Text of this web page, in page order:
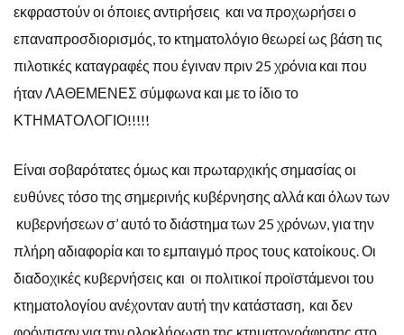
εκφραστούν οι όποιες αντιρήσεις και να προχωρήσει ο
επαναπροσδιορισμός, το κτηματολόγιο θεωρεί ως βάση τις
πιλοτικές καταγραφές που έγιναν πριν 25 χρόνια και που
ήταν ΛΑΘΕΜΕΝΕΣ σύμφωνα και με το ίδιο το
ΚΤΗΜΑΤΟΛΟΓΙΟ!!!!!
Είναι σοβαρότατες όμως και πρωταρχικής σημασίας οι
ευθύνες τόσο της σημερινής κυβέρνησης αλλά και όλων των
κυβερνήσεων σ’ αυτό το διάστημα των 25 χρόνων, για την
πλήρη αδιαφορία και το εμπαιγμό προς τους κατοίκους. Οι
διαδοχικές κυβερνήσεις και οι πολιτικοί προϊστάμενοι του
κτηματολογίου ανέχονταν αυτή την κατάσταση, και δεν